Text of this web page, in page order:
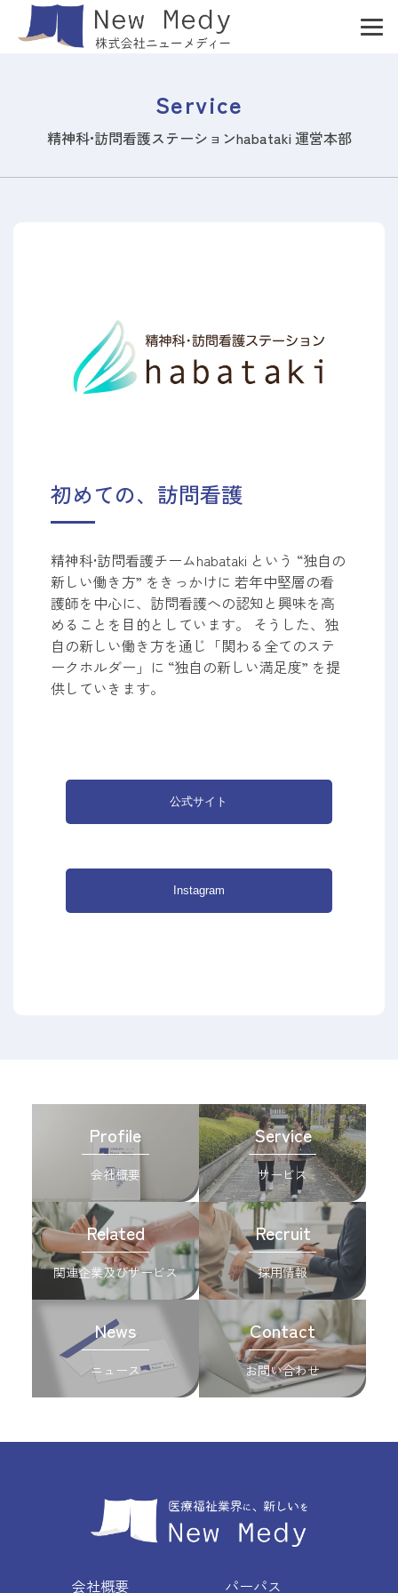
Service
精神科•訪問看護ステーションhabataki 運営本部
初めての、訪問看護
精神科•訪問看護チームhabataki という “独自の
新しい働き方” をきっかけに 若年中堅層の看
護師を中心に、訪問看護への認知と興味を高
めることを目的としています。 そうした、独
自の新しい働き方を通じ「関わる全てのステ
ークホルダー」に “独自の新しい満足度” を提
供していきます。
公式サイト
Instagram
Profile
会社概要
Service
サービス
Related
関連企業及びサービス
Recruit
採用情報
News
ニュース
Contact
お問い合わせ
会社概要 パーパス